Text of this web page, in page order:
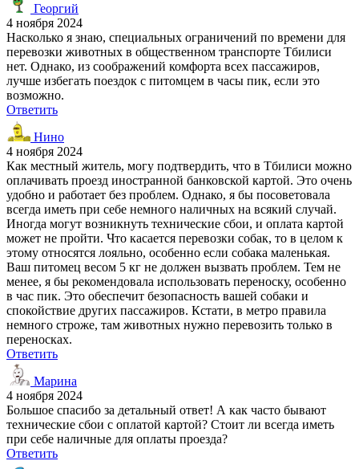
Георгий
4 ноября 2024
Насколько я знаю, специальных ограничений по времени для
перевозки животных в общественном транспорте Тбилиси
нет. Однако, из соображений комфорта всех пассажиров,
лучше избегать поездок с питомцем в часы пик, если это
возможно.
Ответить
Нино
4 ноября 2024
Как местный житель, могу подтвердить, что в Тбилиси можно
оплачивать проезд иностранной банковской картой. Это очень
удобно и работает без проблем. Однако, я бы посоветовала
всегда иметь при себе немного наличных на всякий случай.
Иногда могут возникнуть технические сбои, и оплата картой
может не пройти. Что касается перевозки собак, то в целом к
этому относятся лояльно, особенно если собака маленькая.
Ваш питомец весом 5 кг не должен вызвать проблем. Тем не
менее, я бы рекомендовала использовать переноску, особенно
в час пик. Это обеспечит безопасность вашей собаки и
спокойствие других пассажиров. Кстати, в метро правила
немного строже, там животных нужно перевозить только в
переносках.
Ответить
Марина
4 ноября 2024
Большое спасибо за детальный ответ! А как часто бывают
технические сбои с оплатой картой? Стоит ли всегда иметь
при себе наличные для оплаты проезда?
Ответить